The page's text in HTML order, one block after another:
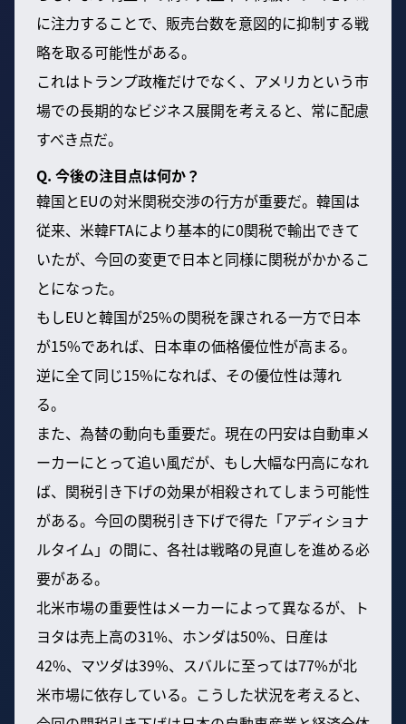
に注力することで、販売台数を意図的に抑制する戦
略を取る可能性がある。
これはトランプ政権だけでなく、アメリカという市
場での長期的なビジネス展開を考えると、常に配慮
すべき点だ。
Q. 今後の注目点は何か？
韓国とEUの対米関税交渉の行方が重要だ。韓国は
従来、米韓FTAにより基本的に0関税で輸出できて
いたが、今回の変更で日本と同様に関税がかかるこ
とになった。
もしEUと韓国が25%の関税を課される一方で日本
が15%であれば、日本車の価格優位性が高まる。
逆に全て同じ15%になれば、その優位性は薄れ
る。
また、為替の動向も重要だ。現在の円安は自動車メ
ーカーにとって追い風だが、もし大幅な円高になれ
ば、関税引き下げの効果が相殺されてしまう可能性
がある。今回の関税引き下げで得た「アディショナ
ルタイム」の間に、各社は戦略の見直しを進める必
要がある。
北米市場の重要性はメーカーによって異なるが、ト
ヨタは売上高の31%、ホンダは50%、日産は
42%、マツダは39%、スバルに至っては77%が北
米市場に依存している。こうした状況を考えると、